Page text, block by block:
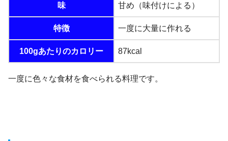
味 甘め（味付けによる）
特徴 一度に大量に作れる
100gあたりのカロリー 87kcal
一度に色々な食材を食べられる料理です。